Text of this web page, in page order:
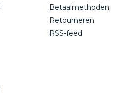
Betaalmethoden
Retourneren
RSS-feed